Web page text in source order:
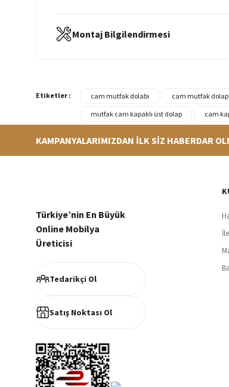
Montaj Bilgilendirmesi
Etiketler : cam mutfak dolabı cam mutfak dolap
mutfak cam kapaklı üst dolap
cam
Siparişleriniz en kısa sürede hazırlanarak kargoya
%100 müşteri memnuniyeti odaklı ve güvenilir hizmet
KAMPANYALARIMIZDAN İLK SİZ HABERDAR
Türkiye’nin En Büyük
Online Mobilya
Üreticisi
Tedarikçi Ol
Satış Noktası Ol